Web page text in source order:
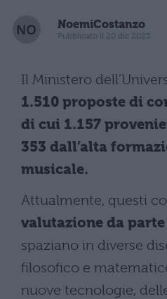
NoemiCostanzo
Pubblicato il 20 dic 2023
Il Ministero
1.510 proposte di
di cui 1.157
353 dall’alta
musicale.
Attualmente, questi
valutazione da parte
spaziano in diverse
filosofico e
nuove tecnologie,